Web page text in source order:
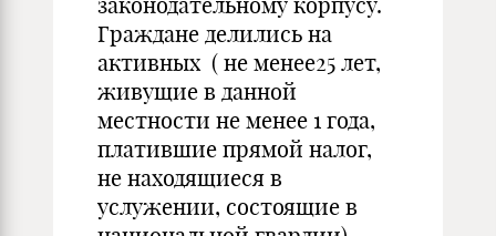
Граждане делились на
активных ( не менее25 лет,
живущие в данной
местности не менее 1 года,
платившие прямой налог,
не находящиеся в
услужении, состоящие в